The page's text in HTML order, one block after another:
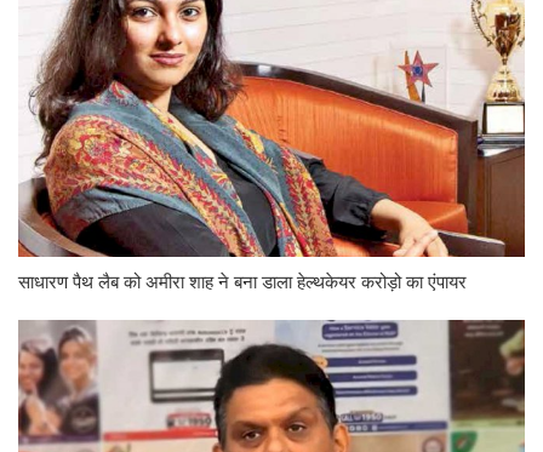
साधारण पैथ लैब को अमीरा शाह ने बना डाला हेल्थकेयर करोड़ो का एंपायर